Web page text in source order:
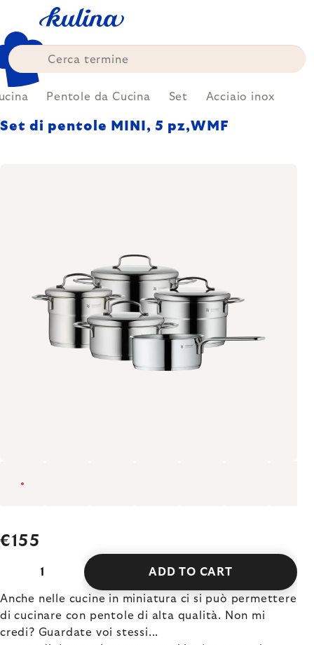
content
Pentole da Cucina Set Acciaio inox
Set di pentole MINI, 5 pz,WMF
€155
ADD TO CART
Anche nelle cucine in miniatura ci si può permettere
di cucinare con pentole di alta qualità. Non mi
credi? Guardate voi stessi...